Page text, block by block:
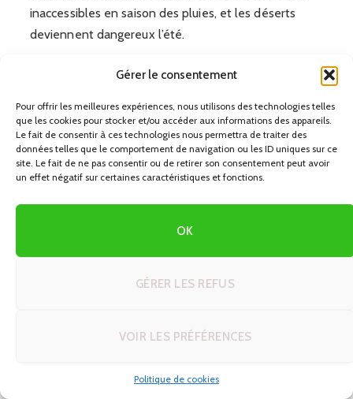
Gérer le consentement
Pour offrir les meilleures expériences, nous utilisons des technologies telles
que les cookies pour stocker et/ou accéder aux informations des appareils.
Le fait de consentir à ces technologies nous permettra de traiter des
données telles que le comportement de navigation ou les ID uniques sur ce
site. Le fait de ne pas consentir ou de retirer son consentement peut avoir
un effet négatif sur certaines caractéristiques et fonctions.
OK
GÉRER LES REFUS
VOIR LES PRÉFÉRENCES
Politique de cookies
inaccessibles en saison des pluies, et les déserts
deviennent dangereux l’été.
musées, le prix des hébergements et la densité du
trafic sur les routes.
Un même itinéraire peut être parfaitement fluide en mai
et cauchemardesque en août. Vérifiez les conditions pays
de voyage en autotour
Limiter la zone géographique pour mieux
techniquement possible, mais rarement satisfaisant. La